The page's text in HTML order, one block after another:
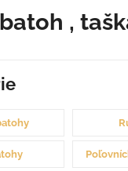
,